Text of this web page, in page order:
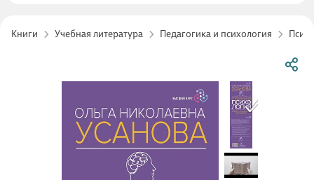
Книги Учебная литература Педагогика и психология